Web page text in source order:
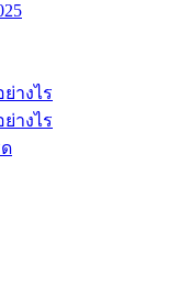
างไร
างไร